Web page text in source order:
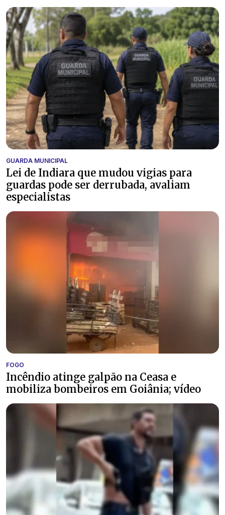
GUARDA MUNICIPAL
Lei de Indiara que mudou vigias para
guardas pode ser derrubada, avaliam
especialistas
FOGO
Incêndio atinge galpão na Ceasa e
mobiliza bombeiros em Goiânia; vídeo